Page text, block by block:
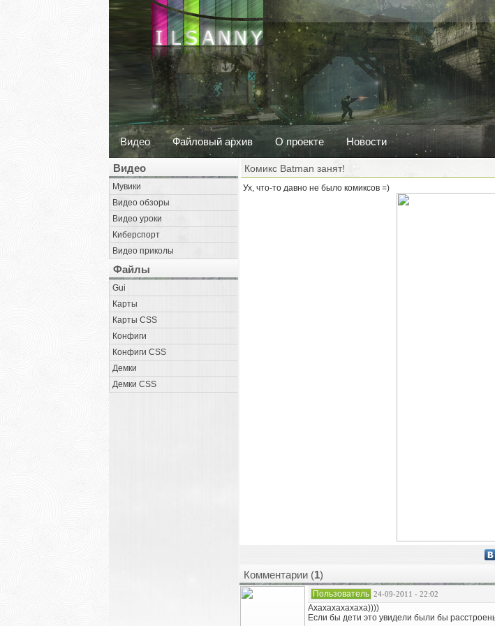
Видео Файловый архив О проекте Новости
Видео
Мувики
Видео обзоры
Видео уроки
Киберспорт
Видео приколы
Файлы
Gui
Карты
Карты CSS
Конфиги
Конфиги CSS
Демки
Демки CSS
Комикс Batman занят!
Ух, что-то давно не было комиксов =)
Комментарии (1)
Пользователь 24-09-2011 - 22:02
Ахахахахахаха))))
Если бы дети это увидели были бы